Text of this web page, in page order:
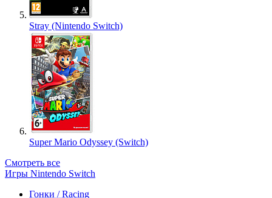
Stray (Nintendo Switch)
Super Mario Odyssey (Switch)
Смотреть все
Игры Nintendo Switch
Гонки / Racing